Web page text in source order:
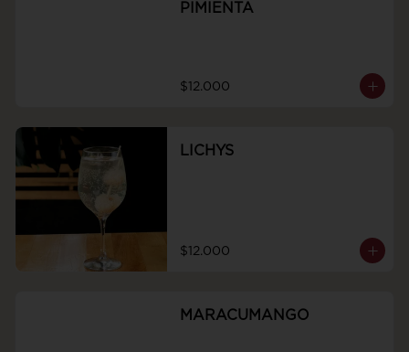
PIMIENTA
$12.000
LICHYS
$12.000
MARACUMANGO